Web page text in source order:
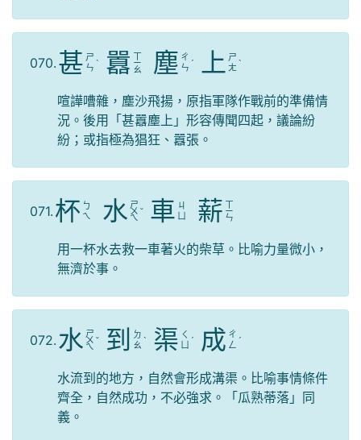
070. 甚 ㄕ
ㄣ ˋ 囂 ㄒ
ㄧ
ㄠ 塵 ㄔ
ㄣ ˊ 上 ㄕ
ㄤ ˋ
喧譁嘈雜，塵沙飛揚，原指軍隊作戰前的準備情
況。後用「甚囂塵上」形容傳聞四起，議論紛
紛；或指極為猖狂、囂張。
071. 杯 ㄅ
ㄟ
水 ㄕ
ㄨ
ㄟ
ˇ 車 ㄐ
薪 ㄒ
ㄧ
ㄣ
用一杯水去救一車著火的柴草。比喻力量微小，
無濟於事。
072. 水 ㄕ
ㄨ
ㄟ
ˇ 到
ㄉ
ㄠ ˋ 渠 ㄑ
ˊ 成 ㄔ
ㄥ ˊ
水流到的地方，自然會形成溝渠。比喻事情條件
齊全，自然成功，不必強求。「瓜熟蒂落」同
義。